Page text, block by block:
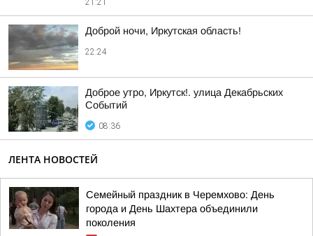
21:21
Доброй ночи, Иркутская область!
22:24
Доброе утро, Иркутск!. улица Декабрьских
Событий
08:36
ЛЕНТА НОВОСТЕЙ
Семейный праздник в Черемхово: День
города и День Шахтера объединили
поколения